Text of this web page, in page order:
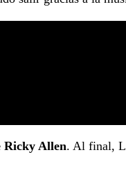
Ricky Allen. Al final,